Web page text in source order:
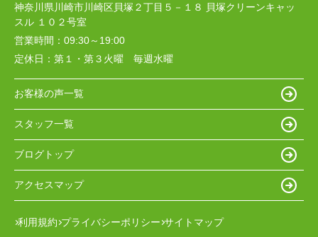
神奈川県川崎市川崎区貝塚２丁目５－１８ 貝塚クリーンキャッ
スル １０２号室
営業時間： 09:30～19:00
定休日： 第１・第３火曜 毎週水曜
お客様の声一覧
スタッフ一覧
ブログトップ
アクセスマップ
利用規約 プライバシーポリシー サイトマップ